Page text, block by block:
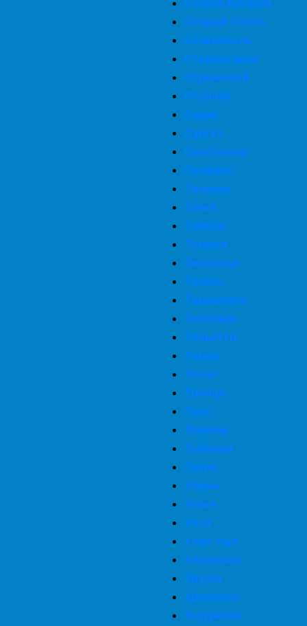
Старая Купавна
Старый Оскол
Ставрополь
Стерлитамак
Стрежевой
Ступино
Судак
Сургут
Сыктывкар
Сызрань
Таганрог
Тагил
Тамбов
Темрюк
Тихорецк
Тихвин
Тимашевск
Тобольск
Тольятти
Томск
Тосно
Троицк
Тула
Тюмень
Туймазы
Тверь
Учалы
Углич
Ухта
Улан-Уде
Ульяновск
Уруссу
Урюпинск
Уссурийск